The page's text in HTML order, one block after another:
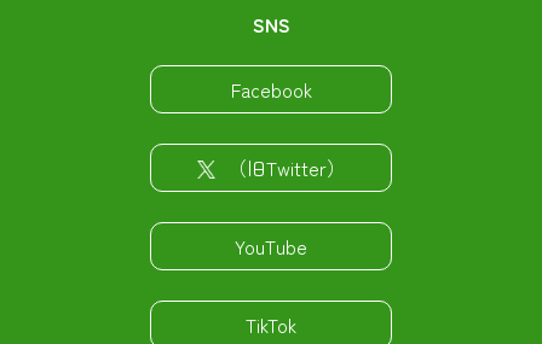
SNS
Facebook
（旧Twitter）
YouTube
TikTok